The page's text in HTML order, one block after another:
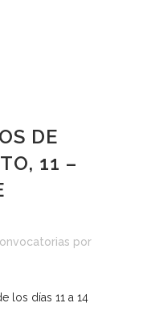
DE
11 –
por
los días 11 a 14